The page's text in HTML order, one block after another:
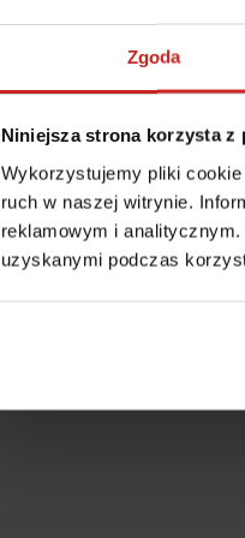
Zgoda
Niniejsza strona korzysta z
Wykorzystujemy pliki
ruch w naszej witrynie.
reklamowym i
uzyskanymi podczas